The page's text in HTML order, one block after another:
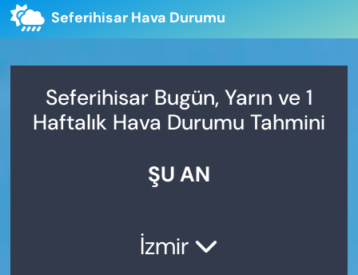
Seferihisar Hava Durumu
Seferihisar Bugün, Yarın ve 1
Haftalık Hava Durumu Tahmini
ŞU AN
İzmir
Artvin Namaz Vakitleri
Puan Durumu ve Fikstür
Son Dakika Haberleri